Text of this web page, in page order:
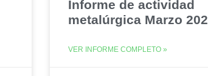
Informe de actividad
metalúrgica Marzo
VER INFORME COMPLETO »